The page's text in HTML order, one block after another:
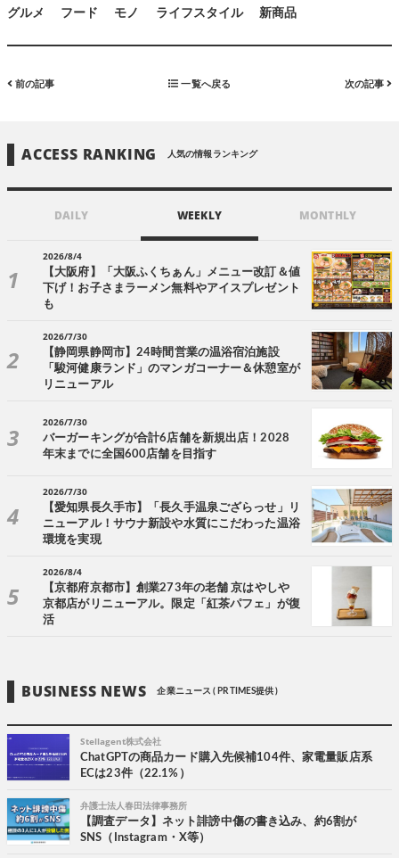
グルメ フード モノ ライフスタイル 新商品
前の記事 一覧へ戻る 次の記事
ACCESS RANKING 人気の情報ランキング
DAILY WEEKLY MONTHLY
2026/8/4
【大阪府】「大阪ふくちぁん」メニュー改訂＆値
下げ！お子さまラーメン無料やアイスプレゼント
も
2026/7/30
【静岡県静岡市】24時間営業の温浴宿泊施設
「駿河健康ランド」のマンガコーナー＆休憩室が
リニューアル
2026/7/30
バーガーキングが合計6店舗を新規出店！2028
年末までに全国600店舗を目指す
2026/7/30
【愛知県長久手市】「長久手温泉ござらっせ」リ
ニューアル！サウナ新設や水質にこだわった温浴
環境を実現
2026/8/4
【京都府京都市】創業273年の老舗 京はやしや
京都店がリニューアル。限定「紅茶パフェ」が復
活
BUSINESS NEWS 企業ニュース ( PR TIMES提供 )
Stellagent株式会社
ChatGPTの商品カード購入先候補104件、家電量販店系
ECは23件（22.1%）
弁護士法人春田法律事務所
【調査データ】ネット誹謗中傷の書き込み、約6割が
SNS（Instagram・X等）